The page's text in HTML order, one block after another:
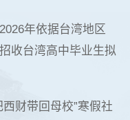
年依据台湾地区
收台湾高中毕业生拟
财带回母校”寒假社